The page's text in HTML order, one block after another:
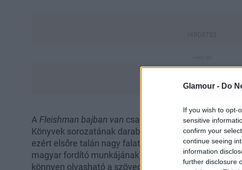
Glamour - Do
If you wish to opt-
sensitive
confirm your
continue seeing
information
further disclosure
A Fleishman bajban van csaknem 500 oldalas kötet, -
Könyvek sorozatának darabjaként szokásos módon
ezért elsőre talán nagy falatnak tűnhet.
magyar fordító munkájának) dicsérete, hogy
könnyen olvasható a szöveg, de semmiképpen sem